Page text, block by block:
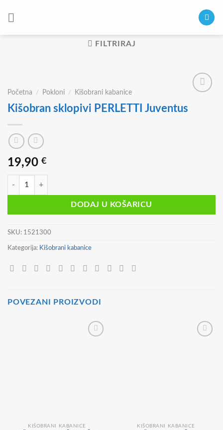
FILTRIRAJ
Početna / Pokloni / Kišobrani kabanice
Kišobran sklopivi PERLETTI Juventus
19,90 €
Kišobran sklopivi PERLETTI Juventus količina
DODAJ U KOŠARICU
SKU: 1521300
Kategorija: Kišobrani kabanice
POVEZANI PROIZVODI
KIŠOBRANI KABANICE KIŠOBRANI KABANICE